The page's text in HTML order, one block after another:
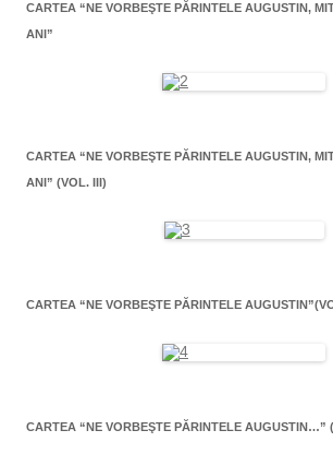
CARTEA “NE VORBEŞTE PĂRINTELE AUGUSTIN,
ANI”
CARTEA “NE VORBEŞTE PĂRINTELE AUGUSTIN,
ANI” (VOL. III)
CARTEA “NE VORBEŞTE PĂRINTELE
CARTEA “NE VORBEŞTE PĂRINTELE AUGUSTIN…”